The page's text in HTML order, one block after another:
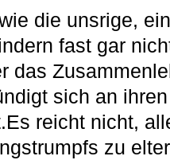
die unsrige,
fast gar
das
sich an
reicht nicht,
zu